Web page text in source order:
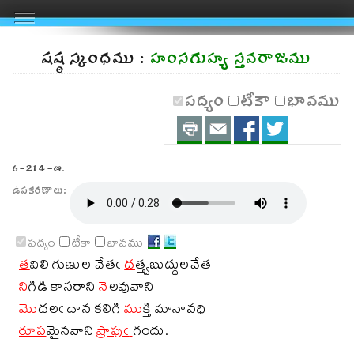
షష్ఠ స్కంధము : హంసగుహ్య స్తవరాజము
పద్యం టీకా భావము
PrintEmail
Share
onon
6-214-ఆ.
ఉపకరణాలు:
పద్యం టీకా భావము Share
on
Facebook
on
Twitter
తవిలి గుణుల చేతఁదత్త్వబుద్ధులచేత
నిగిడి కానరానినెలవువాని
మొదలఁ దాన కలిగిముక్తి మానావధి
రూపమైనవానిప్రాపుఁగందు.